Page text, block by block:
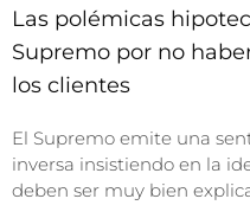
Las polémicas
Supremo por no
los clientes
El Supremo emite una
inversa insistiendo en la
deben ser muy bien